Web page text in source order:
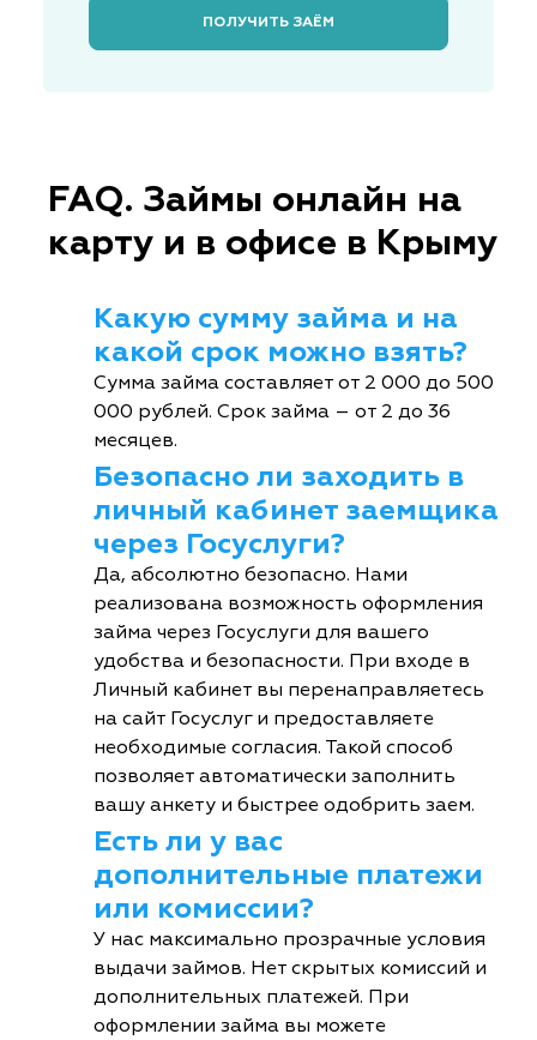
ПОЛУЧИТЬ ЗАЁМ
FAQ. Займы онлайн на
карту и в офисе в Крыму
Какую сумму займа и на
какой срок можно взять?
Сумма займа составляет от 2 000 до 500
000 рублей. Срок займа – от 2 до 36
месяцев.
Безопасно ли заходить в
личный кабинет заемщика
через Госуслуги?
Да, абсолютно безопасно. Нами
реализована возможность оформления
займа через Госуслуги для вашего
удобства и безопасности. При входе в
Личный кабинет вы перенаправляетесь
на сайт Госуслуг и предоставляете
необходимые согласия. Такой способ
позволяет автоматически заполнить
вашу анкету и быстрее одобрить заем.
Есть ли у вас
дополнительные платежи
или комиссии?
У нас максимально прозрачные условия
выдачи займов. Нет скрытых комиссий и
дополнительных платежей. При
оформлении займа вы можете